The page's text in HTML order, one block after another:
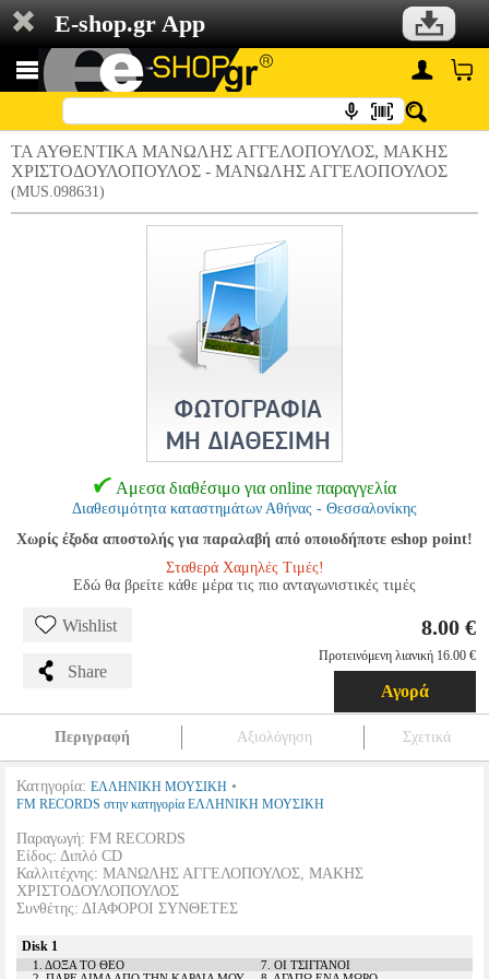
E-shop.gr App
ΤΑ ΑΥΘΕΝΤΙΚΑ ΜΑΝΩΛΗΣ ΑΓΓΕΛΟΠΟΥΛΟΣ, ΜΑΚΗΣ
ΧΡΙΣΤΟΔΟΥΛΟΠΟΥΛΟΣ - ΜΑΝΩΛΗΣ ΑΓΓΕΛΟΠΟΥΛΟΣ
(MUS.098631)
Αμεσα διαθέσιμο για online παραγγελία
Διαθεσιμότητα καταστημάτων Αθήνας - Θεσσαλονίκης
Χωρίς έξοδα αποστολής για παραλαβή από οποιοδήποτε eshop point!
Σταθερά Χαμηλές Τιμές!
Εδώ θα βρείτε κάθε μέρα τις πιο ανταγωνιστικές τιμές
Wishlist
Share
8.00 €
Προτεινόμενη λιανική 16.00 €
Αγορά
Περιγραφή Αξιολόγηση Σχετικά
Κατηγορία: ΕΛΛΗΝΙΚΗ ΜΟΥΣΙΚΗ •
FM RECORDS στην κατηγορία ΕΛΛΗΝΙΚΗ ΜΟΥΣΙΚΗ
Παραγωγή: FM RECORDS
Είδος: Διπλό CD
Καλλιτέχνης: ΜΑΝΩΛΗΣ ΑΓΓΕΛΟΠΟΥΛΟΣ, ΜΑΚΗΣ
ΧΡΙΣΤΟΔΟΥΛΟΠΟΥΛΟΣ
Συνθέτης: ΔΙΑΦΟΡΟΙ ΣΥΝΘΕΤΕΣ
Disk 1
1. ΔΟΞΑ ΤΟ ΘΕΟ
7. ΟΙ ΤΣΙΓΓΑΝΟΙ